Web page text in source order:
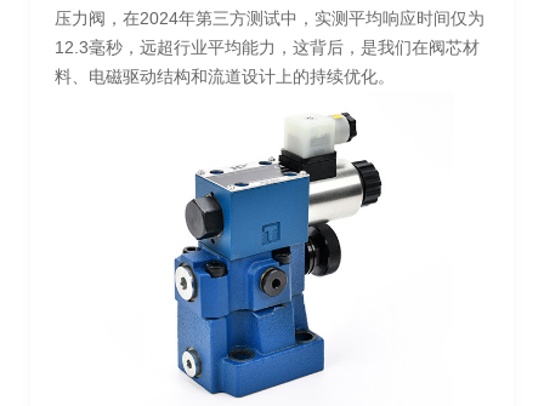
压力阀，在2024年第三方测试中，实测平均响应时间仅为
12.3毫秒，远超行业平均能力，这背后，是我们在阀芯材
料、电磁驱动结构和流道设计上的持续优化。